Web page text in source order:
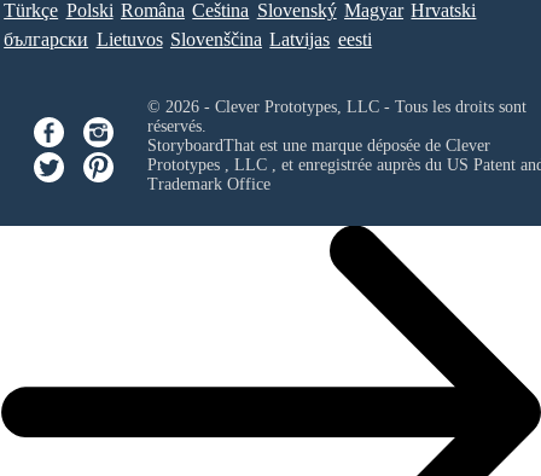
Türkçe Polski Româna Ceština Slovenský Magyar Hrvatski
български Lietuvos Slovenščina Latvijas eesti
© 2026 - Clever Prototypes, LLC - Tous les droits sont
réservés.
StoryboardThat est une marque déposée de Clever
Prototypes , LLC, et enregistrée auprès du US Patent
Trademark Office